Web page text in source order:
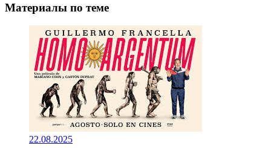
Материалы по теме
22.08.2025